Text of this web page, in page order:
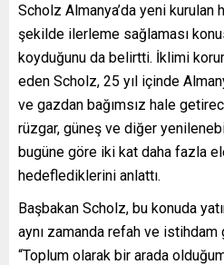
Scholz Almanya’da yeni kurulan
şekilde ilerleme sağlaması
koyduğunu da belirtti. İklimi
eden Scholz, 25 yıl içinde
ve gazdan bağımsız hale
rüzgar, güneş ve diğer
bugüne göre iki kat daha fazla
hedeflediklerini anlattı.
Başbakan Scholz, bu konuda
aynı zamanda refah ve
“Toplum olarak bir arada